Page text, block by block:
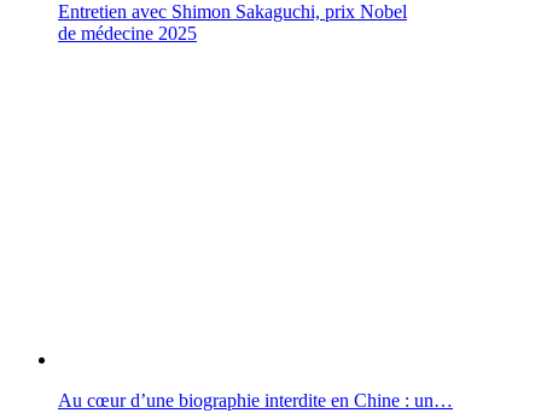
Entretien avec Shimon Sakaguchi, prix Nobel
de médecine 2025
Au cœur d’une biographie interdite en Chine : un…